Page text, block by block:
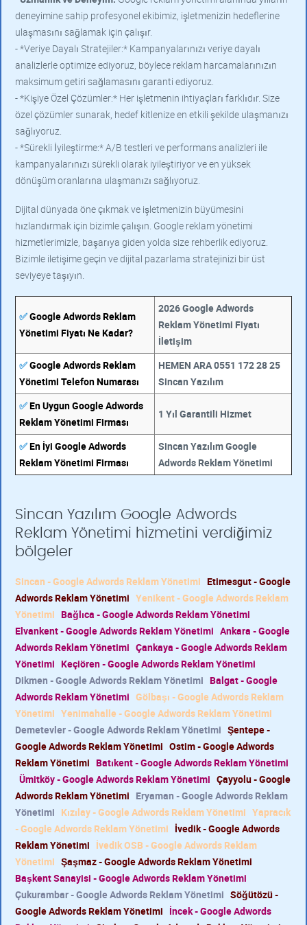
deneyimine sahip profesyonel ekibimiz, işletmenizin hedeflerine
ulaşmasını sağlamak için çalışır.
- *Veriye Dayalı Stratejiler:* Kampanyalarınızı veriye dayalı
analizlerle optimize ediyoruz, böylece reklam harcamalarınızın
maksimum getiri sağlamasını garanti ediyoruz.
- *Kişiye Özel Çözümler:* Her işletmenin ihtiyaçları farklıdır. Size
özel çözümler sunarak, hedef kitlenize en etkili şekilde ulaşmanızı
sağlıyoruz.
- *Sürekli İyileştirme:* A/B testleri ve performans analizleri ile
kampanyalarınızı sürekli olarak iyileştiriyor ve en yüksek
dönüşüm oranlarına ulaşmanızı sağlıyoruz.
Dijital dünyada öne çıkmak ve işletmenizin büyümesini
hızlandırmak için bizimle çalışın. Google reklam yönetimi
hizmetlerimizle, başarıya giden yolda size rehberlik ediyoruz.
Bizimle iletişime geçin ve dijital pazarlama stratejinizi bir üst
seviyeye taşıyın.
✅Google Adwords Reklam
Yönetimi Fiyatı Ne Kadar?
2026 Google Adwords
Reklam Yönetimi Fiyatı
İletişim
✅Google Adwords Reklam
Yönetimi Telefon Numarası
HEMEN ARA 0551 172 28 25
Sincan Yazılım
✅En Uygun Google Adwords
Reklam Yönetimi Firması
1 Yıl Garantili Hizmet
✅En İyi Google Adwords
Reklam Yönetimi Firması
Sincan Yazılım Google
Adwords Reklam Yönetimi
Sincan Yazılım Google Adwords
Reklam Yönetimi hizmetini verdiğimiz
bölgeler
Sincan - Google Adwords Reklam Yönetimi Etimesgut - Google
Adwords Reklam Yönetimi Yenikent - Google Adwords Reklam
Yönetimi Bağlıca - Google Adwords Reklam Yönetimi
Elvankent - Google Adwords Reklam Yönetimi Ankara - Google
Adwords Reklam Yönetimi Çankaya - Google Adwords Reklam
Yönetimi Keçiören - Google Adwords Reklam Yönetimi
Dikmen - Google Adwords Reklam Yönetimi Balgat - Google
Adwords Reklam Yönetimi Gölbaşı - Google Adwords Reklam
Yönetimi Yenimahalle - Google Adwords Reklam Yönetimi
Demetevler - Google Adwords Reklam Yönetimi Şentepe -
Google Adwords Reklam Yönetimi Ostim - Google Adwords
Reklam Yönetimi Batıkent - Google Adwords Reklam Yönetimi
Ümitköy - Google Adwords Reklam Yönetimi Çayyolu - Google
Adwords Reklam Yönetimi Eryaman - Google Adwords Reklam
Yönetimi Kızılay - Google Adwords Reklam Yönetimi Yapracık
- Google Adwords Reklam Yönetimi İvedik - Google Adwords
Reklam Yönetimi İvedik OSB - Google Adwords Reklam
Yönetimi Şaşmaz - Google Adwords Reklam Yönetimi
Başkent Sanayisi - Google Adwords Reklam Yönetimi
Çukurambar - Google Adwords Reklam Yönetimi Söğütözü -
Google Adwords Reklam Yönetimi İncek - Google Adwords